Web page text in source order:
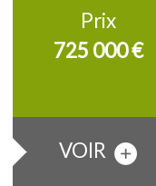
Prix
725 000€
VOIR